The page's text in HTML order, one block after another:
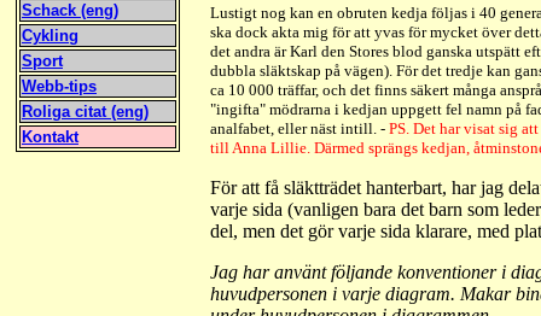
Lustigt nog kan en obruten kedja följas i 40
ska dock akta mig för att yvas för mycket över
det andra är Karl den Stores blod ganska utspätt
dubbla släktskap på vägen). För det tredje kan
ca 10 000 träffar, och det finns säkert många
"ingifta" mödrarna i kedjan uppgett fel namn på
analfabet, eller näst intill. - PS. Det har visat sig
till Anna Lillie. Därmed sprängs kedjan,
För att få släktträdet hanterbart, har jag
varje sida (vanligen bara det barn som
del, men det gör varje sida klarare, med
Jag har använt följande konventioner i
huvudpersonen i varje diagram. Makar
Schack (eng)
Cykling
Sport
Webb-tips
Roliga citat (eng)
Kontakt